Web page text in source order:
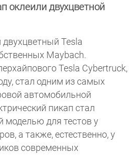
оклеили двухцветной
Tesla
Maybach.
Tesla Cybertruck,
стал одним из самых
автомобильной
пикап стал
моделью для тестов у
а также, естественно, у
современных